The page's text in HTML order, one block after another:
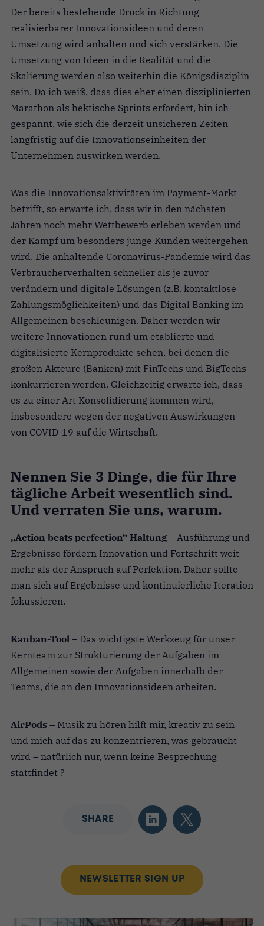
Der bereits bestehende Druck in Richtung
realisierbarer Innovationsideen und deren
Umsetzung wird anhalten und sich verstärken. Die
Umsetzung von Ideen in die Realität und die
Skalierung werden also weiterhin die Königsdisziplin
sein. Da ich weiß, dass dies eher einen disziplinierten
Marathon als hektische Sprints erfordert, bin ich
gespannt, wie sich die derzeit unsicheren Zeiten
langfristig auf die Innovationseinheiten der
Unternehmen auswirken werden.
Was die Innovationsaktivitäten im Payment-Markt
betrifft, so erwarte ich, dass wir in den nächsten
Jahren noch mehr Wettbewerb erleben werden und
der Kampf um besonders junge Kunden weitergehen
wird. Die anhaltende Coronavirus-Pandemie wird das
Verbraucherverhalten schneller als je zuvor
verändern und digitale Lösungen (z.B. kontaktlose
Zahlungsmöglichkeiten) und das Digital Banking im
Allgemeinen beschleunigen. Daher werden wir
weitere Innovationen rund um etablierte und
digitalisierte Kernprodukte sehen, bei denen die
großen Akteure (Banken) mit FinTechs und BigTechs
konkurrieren werden. Gleichzeitig erwarte ich, dass
es zu einer Art Konsolidierung kommen wird,
insbesondere wegen der negativen Auswirkungen
von COVID-19 auf die Wirtschaft.
Nennen Sie 3 Dinge, die für Ihre
tägliche Arbeit wesentlich sind.
Und verraten Sie uns, warum.
„Action beats perfection“ Haltung – Ausführung und
Ergebnisse fördern Innovation und Fortschritt weit
mehr als der Anspruch auf Perfektion. Daher sollte
man sich auf Ergebnisse und kontinuierliche Iteration
fokussieren.
Kanban-Tool – Das wichtigste Werkzeug für unser
Kernteam zur Strukturierung der Aufgaben im
Allgemeinen sowie der Aufgaben innerhalb der
Teams, die an den Innovationsideen arbeiten.
AirPods – Musik zu hören hilft mir, kreativ zu sein
und mich auf das zu konzentrieren, was gebraucht
wird – natürlich nur, wenn keine Besprechung
stattfindet ?
SHARE
NEWSLETTER SIGN UP